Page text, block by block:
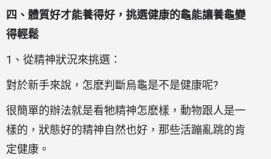
四、體質好才能養得好，挑選健康的龜能讓養龜變
得輕鬆
1、從精神狀況來挑選：
對於新手來說，怎麽判斷烏龜是不是健康呢?
很簡單的辦法就是看牠精神怎麽樣，動物跟人是一
樣的，狀態好的精神自然也好，那些活蹦亂跳的肯
定健康。